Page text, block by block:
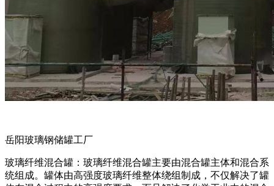
岳阳玻璃钢储罐工厂
玻璃纤维混合罐：玻璃纤维混合罐主要由混合罐主体和混合系
统组成。罐体由高强度玻璃纤维整体绕组制成，不仅解决了罐